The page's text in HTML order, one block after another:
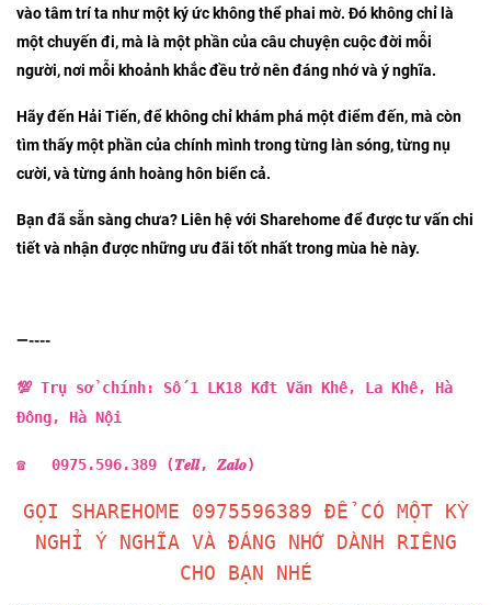
vào tâm trí ta như một ký ức không thể phai mờ. Đó không chỉ là
một chuyến đi, mà là một phần của câu chuyện cuộc đời mỗi
người, nơi mỗi khoảnh khắc đều trở nên đáng nhớ và ý nghĩa.
Hãy đến Hải Tiến, để không chỉ khám phá một điểm đến, mà còn
tìm thấy một phần của chính mình trong từng làn sóng, từng nụ
cười, và từng ánh hoàng hôn biển cả.
Bạn đã sẵn sàng chưa? Liên hệ với Sharehome để được tư vấn chi
tiết và nhận được những ưu đãi tốt nhất trong mùa hè này.
—----
💯 Trụ sở chính: Số 1 LK18 Kđt Văn Khê, La Khê, Hà
Đông, Hà Nội
☎ 0975.596.389 (𝑻𝒆𝒍𝒍, 𝒁𝒂𝒍𝒐)
GỌI SHAREHOME 0975596389 ĐỂ CÓ MỘT KỲ
NGHỈ Ý NGHĨA VÀ ĐÁNG NHỚ DÀNH RIÊNG
CHO BẠN NHÉ